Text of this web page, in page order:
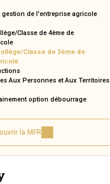
gestion de l'entreprise agricole
Classe de 4ème de
Classe de 3ème de
Aux Personnes et Aux Territoires
option débourrage
la MFR